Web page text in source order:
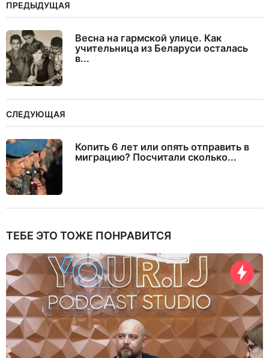
ПРЕДЫДУЩАЯ
Весна на гармской улице. Как
учительница из Беларуси осталась
в...
СЛЕДУЮЩАЯ
Копить 6 лет или опять отправить в
миграцию? Посчитали сколько...
ТЕБЕ ЭТО ТОЖЕ ПОНРАВИТСЯ